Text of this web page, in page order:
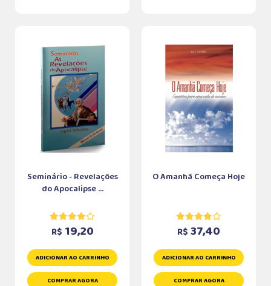
Seminário - Revelações
do Apocalipse ...
R$ 19,20
ADICIONAR AO CARRINHO
COMPRAR AGORA
O Amanhã Começa Hoje
R$ 37,40
ADICIONAR AO CARRINHO
COMPRAR AGORA